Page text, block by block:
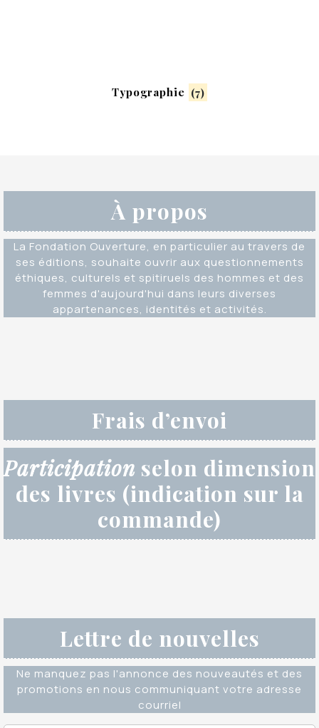
Typographie (7)
À propos
La Fondation Ouverture, en particulier au travers de
ses éditions, souhaite ouvrir aux questionnements
éthiques, culturels et spitiruels des hommes et des
femmes d'aujourd'hui dans leurs diverses
appartenances, identités et activités.
Frais d’envoi
Participation selon dimension
des livres (indication sur la
commande)
Lettre de nouvelles
Ne manquez pas l'annonce des nouveautés et des
promotions en nous communiquant votre adresse
courriel